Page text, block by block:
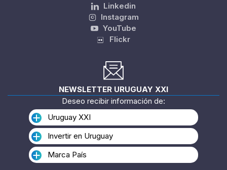
Linkedin
Instagram
YouTube
Flickr
NEWSLETTER URUGUAY XXI
Deseo recibir información de:
Uruguay XXI
Invertir en Uruguay
Marca País